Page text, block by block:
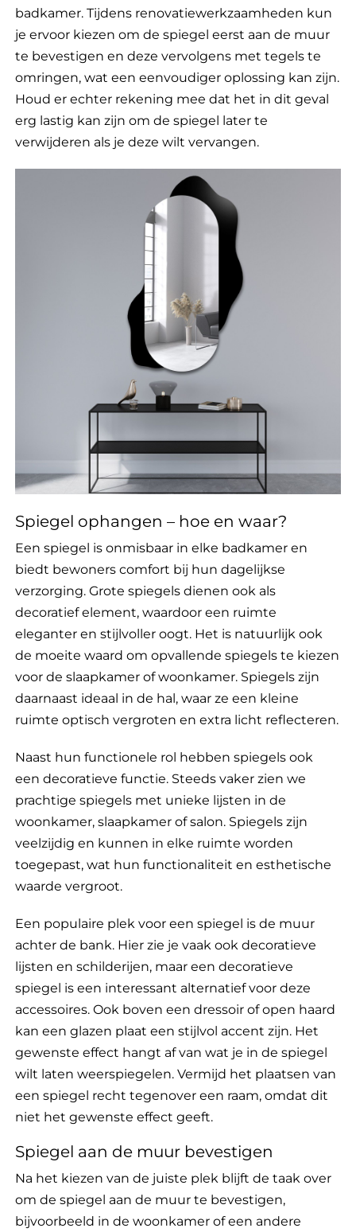
badkamer. Tijdens renovatiewerkzaamheden kun
je ervoor kiezen om de spiegel eerst aan de muur
te bevestigen en deze vervolgens met tegels te
omringen, wat een eenvoudiger oplossing kan zijn.
Houd er echter rekening mee dat het in dit geval
erg lastig kan zijn om de spiegel later te
verwijderen als je deze wilt vervangen.
Spiegel ophangen – hoe en waar?
Een spiegel is onmisbaar in elke badkamer en
biedt bewoners comfort bij hun dagelijkse
verzorging. Grote spiegels dienen ook als
decoratief element, waardoor een ruimte
eleganter en stijlvoller oogt. Het is natuurlijk ook
de moeite waard om opvallende spiegels te kiezen
voor de slaapkamer of woonkamer. Spiegels zijn
daarnaast ideaal in de hal, waar ze een kleine
ruimte optisch vergroten en extra licht reflecteren.
Naast hun functionele rol hebben spiegels ook
een decoratieve functie. Steeds vaker zien we
prachtige spiegels met unieke lijsten in de
woonkamer, slaapkamer of salon. Spiegels zijn
veelzijdig en kunnen in elke ruimte worden
toegepast, wat hun functionaliteit en esthetische
waarde vergroot.
Een populaire plek voor een spiegel is de muur
achter de bank. Hier zie je vaak ook decoratieve
lijsten en schilderijen, maar een decoratieve
spiegel is een interessant alternatief voor deze
accessoires. Ook boven een dressoir of open haard
kan een glazen plaat een stijlvol accent zijn. Het
gewenste effect hangt af van wat je in de spiegel
wilt laten weerspiegelen. Vermijd het plaatsen van
een spiegel recht tegenover een raam, omdat dit
niet het gewenste effect geeft.
Spiegel aan de muur bevestigen
Na het kiezen van de juiste plek blijft de taak over
om de spiegel aan de muur te bevestigen,
bijvoorbeeld in de woonkamer of een andere